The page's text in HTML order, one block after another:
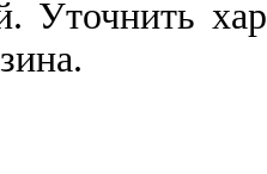
Уточнить